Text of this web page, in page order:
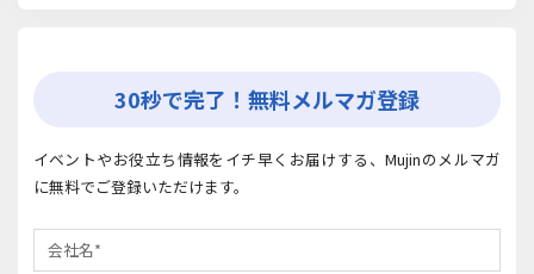
30秒で完了！無料メルマガ登録
イベントやお役立ち情報をイチ早くお届けする、Mujinのメルマガ
に無料でご登録いただけます。